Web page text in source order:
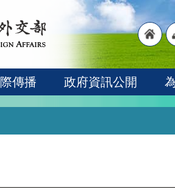
首頁
"
傳播 政府資訊公開